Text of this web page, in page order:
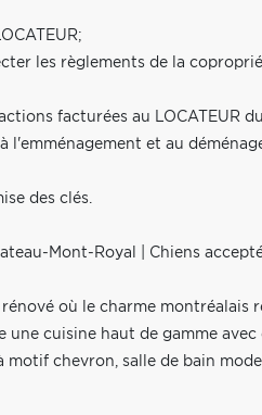
les règlements de la
facturées au LOCATEUR
l'emménagement et au
des clés.
Mont-Royal | Chiens
où le charme montréalais
cuisine haut de gamme
chevron, salle de bain